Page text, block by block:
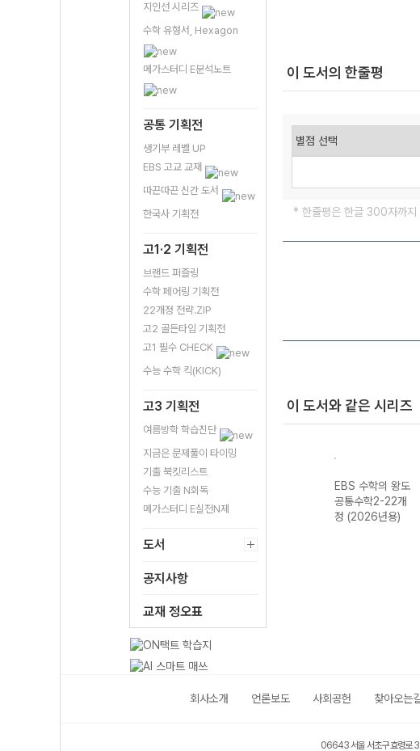
지인선 시리즈
수학 유형서, Hexagon
메가스터디 E분석노트
공통 기획전
생기부 레벨 UP
EBS 고교 교재
따끈따끈 신간 도서
한국사 기획전
고1·2 기획전
브랜드 퍼즐링
수학 페어링 기획전
22개정 전략.ZIP
고2 골든타임 기획전
고1 필수 CHECK
수능 수학 킥(KICK)
고3 기획전
여름방학 학습진단
지금은 문제풀이 타이밍
기출 북킷리스트
수능 기출 N회독
메가스터디 E실전N제
도서
공지사항
교재 정오표
이 도서의 한줄평
* 한줄평은 한글 300자까지
이 도서와 같은 시리즈
EBS 수학의 왕도
공통수학2-22개
정 (2026년용)
회사소개 언론보도 사회공헌 찾아오는
06643 서울 서초구 효령로